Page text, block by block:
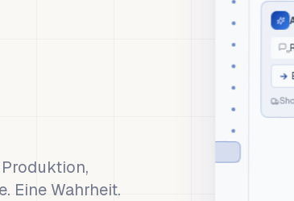
Produktion,
Eine Wahrheit.
→